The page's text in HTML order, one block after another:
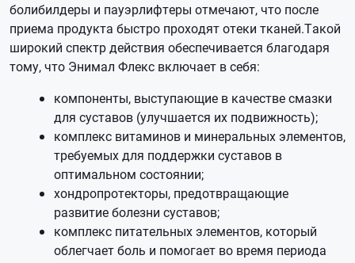
болибилдеры и пауэрлифтеры отмечают, что после
приема продукта быстро проходят отеки тканей.Такой
широкий спектр действия обеспечивается благодаря
тому, что Энимал Флекс включает в себя:
компоненты, выступающие в качестве смазки
для суставов (улучшается их подвижность);
комплекс витаминов и минеральных элементов,
требуемых для поддержки суставов в
оптимальном состоянии;
хондропротекторы, предотвращающие
развитие болезни суставов;
комплекс питательных элементов, который
облегчает боль и помогает во время периода